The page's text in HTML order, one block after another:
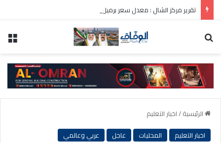
الرئيسية/اخبار التعليم
اخبار التعليم
المحليات عاجل عربي وعالمي